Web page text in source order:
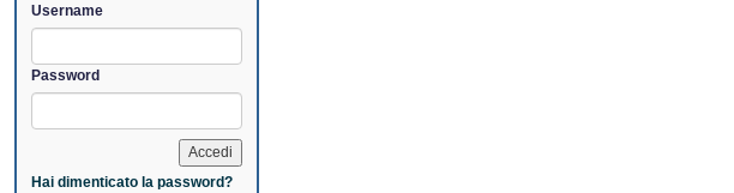
Username
Password
Hai dimenticato la password?